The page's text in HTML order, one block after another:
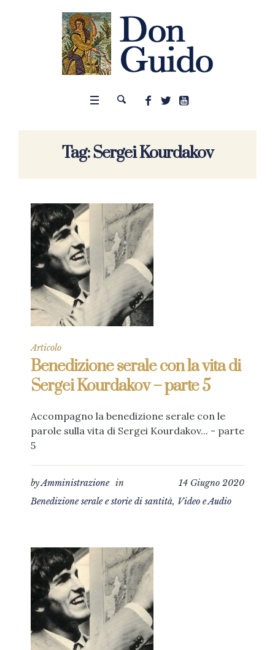
Tag:Sergei Kourdakov
Articolo
Benedizione serale con la vita di
Sergei Kourdakov – parte 5
Accompagno la benedizione serale con le
parole sulla vita di Sergei Kourdakov... - parte
5
14 Giugno 2020
byAmministrazione in
Benedizione serale e storie di santità, Video e Audio